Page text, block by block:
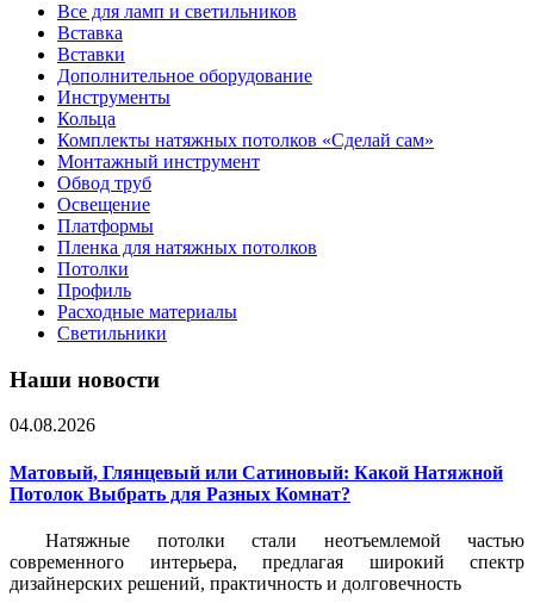
Все для ламп и светильников
Вставка
Вставки
Дополнительное оборудование
Инструменты
Кольца
Комплекты натяжных потолков «Сделай сам»
Монтажный инструмент
Обвод труб
Освещение
Платформы
Пленка для натяжных потолков
Потолки
Профиль
Расходные материалы
Светильники
Наши новости
04.08.2026
Матовый, Глянцевый или Сатиновый: Какой Натяжной
Потолок Выбрать для Разных Комнат?
Натяжные потолки стали неотъемлемой частью
современного интерьера, предлагая широкий спектр
дизайнерских решений, практичность и долговечность